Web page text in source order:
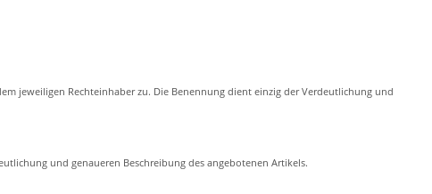
jeweiligen Rechteinhaber zu. Die Benennung dient einzig der Verdeutlichung und
und genaueren Beschreibung des angebotenen Artikels.